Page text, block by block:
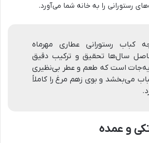
رستورانی را به خانه شما می‌آورد.
کباب رستورانی عطاری مهرماه
سال‌ها تحقیق و ترکیب دقیق
است که طعم و عطر بی‌نظیری
می‌بخشد و بوی زهم مرغ را کاملاً
و عمده